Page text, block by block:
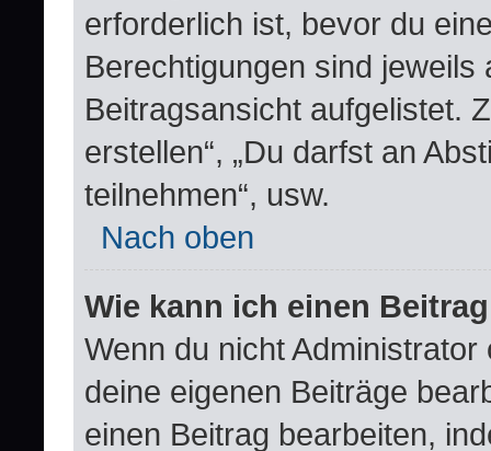
erforderlich ist, bevor du
Berechtigungen sind
Beitragsansicht aufgelistet.
erstellen“, „Du darfst an
teilnehmen“, usw.
Nach oben
Wie kann ich einen
Wenn du nicht
deine eigenen Beiträge
einen Beitrag bearbeiten,